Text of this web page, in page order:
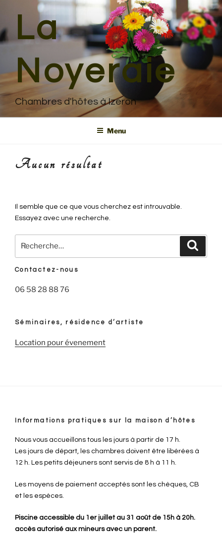
contenu
principalLa
Noyeraie
Chambres d'hôtes à Izeron
Menu
Aucun résultat
Il semble que ce que vous cherchez est introuvable.
Essayez avec une recherche.
pour
Contactez-nous
06 58 28 88 76
Séminaires, résidence d’artiste
Location pour évenement
Informations pratiques sur la maison d’hôtes
Nous vous accueillons tous les jours à partir de 17 h.
Les jours de départ, les chambres doivent être libérées à
12 h. Les petits déjeuners sont servis de 8 h à 11 h.
Les moyens de paiement acceptés sont les chèques, CB
et les espèces.
Piscine accessible du 1er juillet au 31 août de 15h à 20h.
accès autorisé aux mineurs avec un parent.